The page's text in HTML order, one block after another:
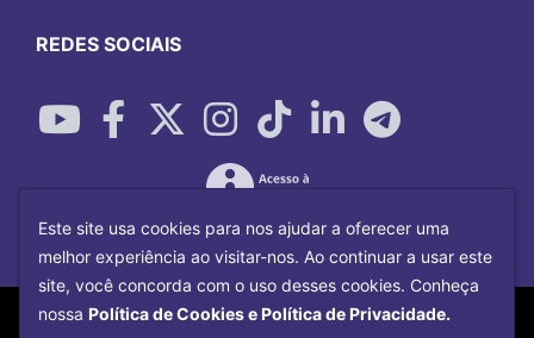
REDES SOCIAIS
Copyright©2026Universidade Federal
Este site usa cookies para nos ajudar a oferecer uma
melhor experiência ao visitar-nos. Ao continuar a usar este
site, você concorda com o uso desses cookies. Conheça
nossa Política de Cookies e Política de Privacidade.